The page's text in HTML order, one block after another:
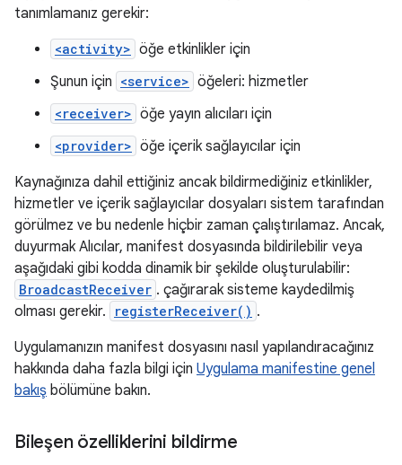
tanımlamanız gerekir:
<activity> öğe etkinlikler için
Şunun için <service> öğeleri: hizmetler
<receiver> öğe yayın alıcıları için
<provider> öğe içerik sağlayıcılar için
Kaynağınıza dahil ettiğiniz ancak bildirmediğiniz etkinlikler,
hizmetler ve içerik sağlayıcılar dosyaları sistem tarafından
görülmez ve bu nedenle hiçbir zaman çalıştırılamaz. Ancak,
duyurmak Alıcılar, manifest dosyasında bildirilebilir veya
aşağıdaki gibi kodda dinamik bir şekilde oluşturulabilir:
BroadcastReceiver . çağırarak sisteme kaydedilmiş
olması gerekir.
registerReceiver() .
Uygulamanızın manifest dosyasını nasıl yapılandıracağınız
hakkında daha fazla bilgi için Uygulama manifestine genel
bakış bölümüne bakın.
Bileşen özelliklerini bildirme